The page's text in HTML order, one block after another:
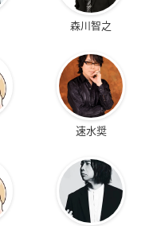
森川智之
速水奨